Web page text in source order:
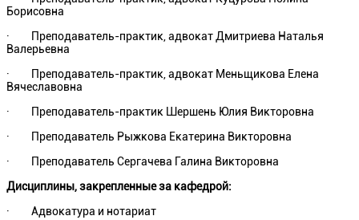
Борисовна
· Преподаватель-практик, адвокат Дмитриева Наталья
Валерьевна
· Преподаватель-практик, адвокат Меньщикова Елена
Вячеславовна
· Преподаватель-практик Шершень Юлия Викторовна
· Преподаватель Рыжкова Екатерина Викторовна
· Преподаватель Сергачева Галина Викторовна
Дисциплины, закрепленные за кафедрой:
· Адвокатура и нотариат